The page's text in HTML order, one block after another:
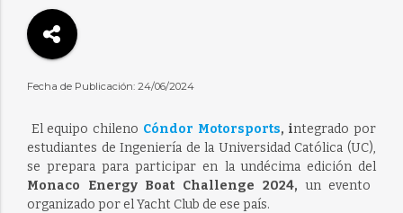
Fecha de Publicación: 24/06/2024
El equipo chileno Cóndor Motorsports, integrado por
estudiantes de Ingeniería de la Universidad Católica (UC),
se prepara para participar en la undécima edición del
Monaco Energy Boat Challenge 2024, un evento
organizado por el Yacht Club de ese país.